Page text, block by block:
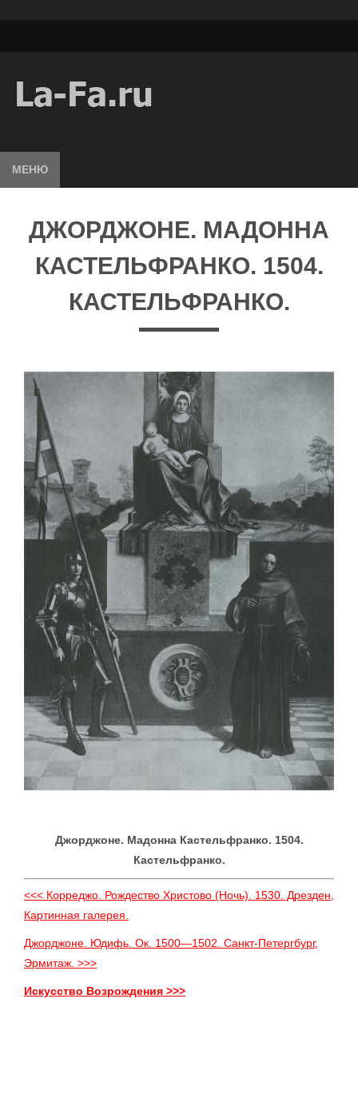
МЕНЮ
ДЖОРДЖОНЕ. МАДОННА
КАСТЕЛЬФРАНКО. 1504.
КАСТЕЛЬФРАНКО.
Джорджоне. Мадонна Кастельфранко. 1504.
Кастельфранко.
<<< Корреджо. Рождество Христово (Ночь). 1530. Дрезден,
Картинная галерея.
Джорджоне. Юдифь. Ок. 1500—1502. Санкт-Петергбург,
Эрмитаж. >>>
Искусство Возрождения >>>